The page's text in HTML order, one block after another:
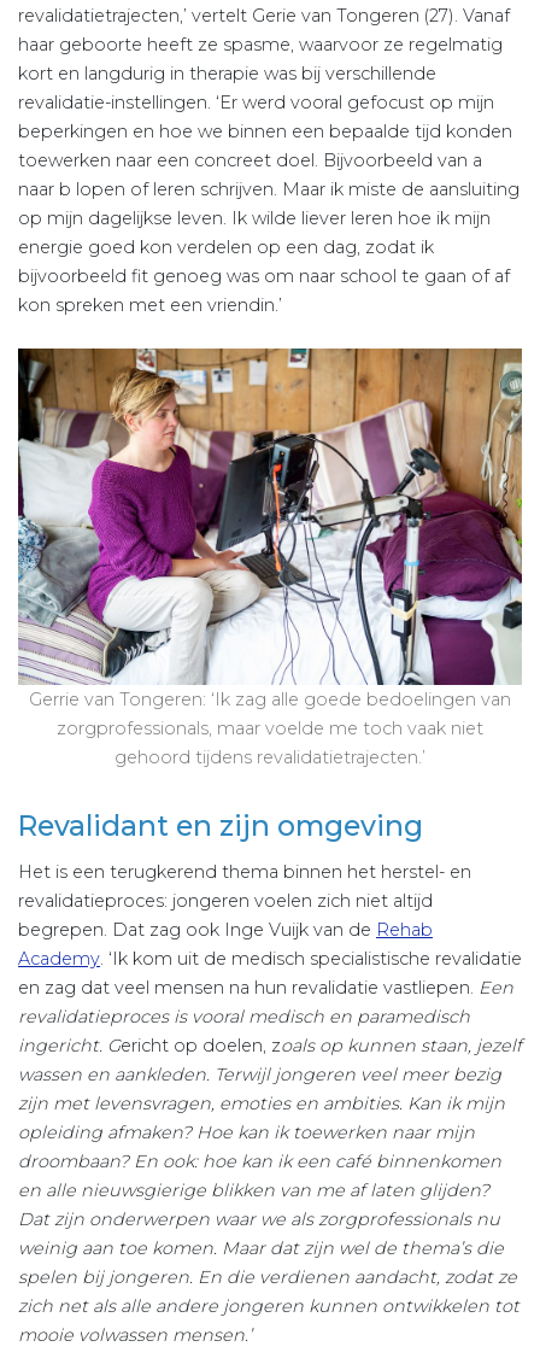
revalidatietrajecten,’ vertelt Gerie van Tongeren (27). Vanaf
haar geboorte heeft ze spasme, waarvoor ze regelmatig
kort en langdurig in therapie was bij verschillende
revalidatie-instellingen. ‘Er werd vooral gefocust op mijn
beperkingen en hoe we binnen een bepaalde tijd konden
toewerken naar een concreet doel. Bijvoorbeeld van a
naar b lopen of leren schrijven. Maar ik miste de aansluiting
op mijn dagelijkse leven. Ik wilde liever leren hoe ik mijn
energie goed kon verdelen op een dag, zodat ik
bijvoorbeeld fit genoeg was om naar school te gaan of af
kon spreken met een vriendin.’
Gerrie van Tongeren: ‘Ik zag alle goede bedoelingen van
zorgprofessionals, maar voelde me toch vaak niet
gehoord tijdens revalidatietrajecten.’
Revalidant en zijn omgeving
Het is een terugkerend thema binnen het herstel- en
revalidatieproces: jongeren voelen zich niet altijd
begrepen. Dat zag ook Inge Vuijk van de Rehab
Academy. ‘Ik kom uit de medisch specialistische revalidatie
en zag dat veel mensen na hun revalidatie vastliepen. Een
revalidatieproces is vooral medisch en paramedisch
ingericht. Gericht op doelen, zoals op kunnen staan, jezelf
wassen en aankleden. Terwijl jongeren veel meer bezig
zijn met levensvragen, emoties en ambities. Kan ik mijn
opleiding afmaken? Hoe kan ik toewerken naar mijn
droombaan? En ook: hoe kan ik een café binnenkomen
en alle nieuwsgierige blikken van me af laten glijden?
Dat zijn onderwerpen waar we als zorgprofessionals nu
weinig aan toe komen. Maar dat zijn wel de thema’s die
spelen bij jongeren. En die verdienen aandacht, zodat ze
zich net als alle andere jongeren kunnen ontwikkelen tot
mooie volwassen mensen.’